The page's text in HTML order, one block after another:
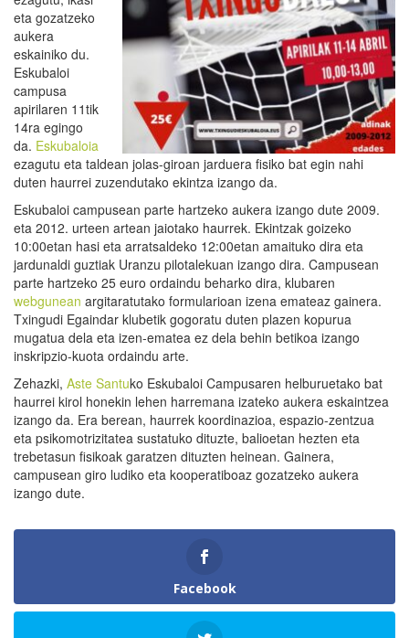
eta gozatzeko
aukera
eskainiko du.
Eskubaloi
campusa
apirilaren 11tik
14ra egingo
da. Eskubaloia
ezagutu eta taldean jolas-giroan jarduera fisiko bat egin nahi
duten haurrei zuzendutako ekintza izango da.
Eskubaloi campusean parte hartzeko aukera izango dute 2009.
eta 2012. urteen artean jaiotako haurrek. Ekintzak goizeko
10:00etan hasi eta arratsaldeko 12:00etan amaituko dira eta
jardunaldi guztiak Uranzu pilotalekuan izango dira. Campusean
parte hartzeko 25 euro ordaindu beharko dira, klubaren
webgunean argitaratutako formularioan izena emateaz gainera.
Txingudi Egaindar klubetik gogoratu duten plazen kopurua
mugatua dela eta izen-ematea ez dela behin betikoa izango
inskripzio-kuota ordaindu arte.
Zehazki, Aste Santuko Eskubaloi Campusaren helburuetako bat
haurrei kirol honekin lehen harremana izateko aukera eskaintzea
izango da. Era berean, haurrek koordinazioa, espazio-zentzua
eta psikomotrizitatea sustatuko dituzte, balioetan hezten eta
trebetasun fisikoak garatzen dituzten heinean. Gainera,
campusean giro ludiko eta kooperatiboaz gozatzeko aukera
izango dute.
Facebook